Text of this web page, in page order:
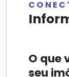
O que
seu